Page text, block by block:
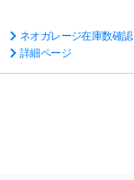
ネオガレージ在庫数確認
詳細ページ